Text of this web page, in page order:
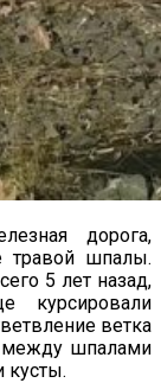
дорога,
травой шпалы.
5 лет назад,
курсировали
ветка
между шпалами
кусты.